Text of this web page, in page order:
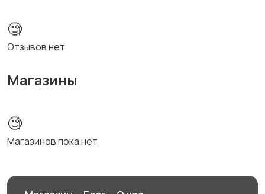
🧐
Отзывов нет
Магазины
🧐
Магазинов пока нет